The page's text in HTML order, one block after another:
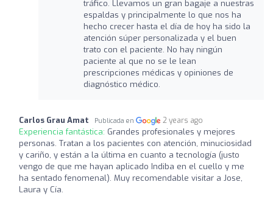
tráfico. Llevamos un gran bagaje a nuestras
espaldas y principalmente lo que nos ha
hecho crecer hasta el día de hoy ha sido la
atención súper personalizada y el buen
trato con el paciente. No hay ningún
paciente al que no se le lean
prescripciones médicas y opiniones de
diagnóstico médico.
Carlos Grau Amat Publicada en 2 years ago
Experiencia fantástica: Grandes profesionales y mejores
personas. Tratan a los pacientes con atención, minuciosidad
y cariño, y están a la última en cuanto a tecnología (justo
vengo de que me hayan aplicado Indiba en el cuello y me
ha sentado fenomenal). Muy recomendable visitar a Jose,
Laura y Cía.